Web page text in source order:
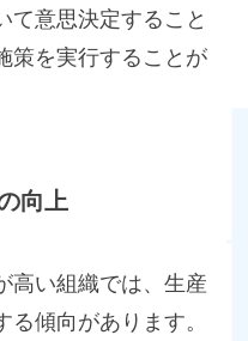
て意思決定すること
策を実行することが
向上
高い組織では、生産
傾向があります。